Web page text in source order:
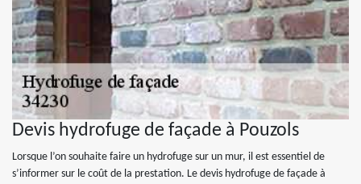
Devis hydrofuge de façade à Pouzols
Lorsque l’on souhaite faire un hydrofuge sur un mur, il est essentiel de
s’informer sur le coût de la prestation. Le devis hydrofuge de façade à